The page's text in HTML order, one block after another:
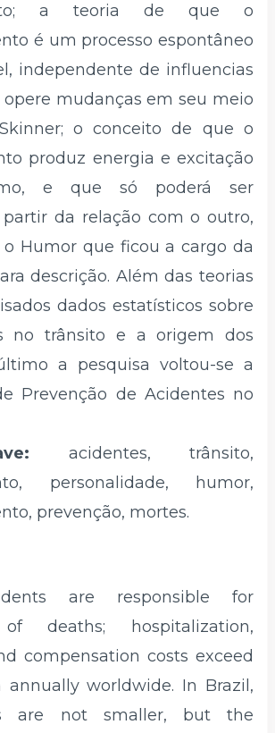
a teoria de que o
é um processo espontâneo
independente de influencias
mudanças em seu meio
o conceito de que o
produz energia e excitação
e que só poderá ser
da relação com o outro,
o Humor que ficou a cargo da
descrição. Além das teorias
dados estatísticos sobre
no trânsito e a origem dos
a pesquisa voltou-se a
Prevenção de Acidentes no
acidentes, trânsito,
personalidade, humor,
prevenção, mortes.
are responsible for
deaths; hospitalization,
compensation costs exceed
worldwide. In Brazil,
are not smaller, but the